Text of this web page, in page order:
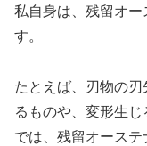
私自身は、残留オー
す。
たとえば、刃物の
るものや、変形生
では、残留オース